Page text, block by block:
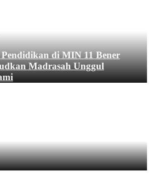
Pendidikan di MIN 11 Bener
Madrasah Unggul